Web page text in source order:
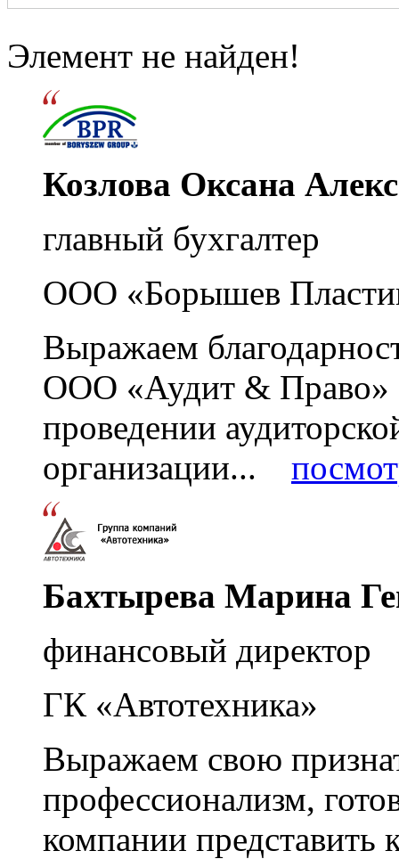
Элемент не найден!
Козлова Оксана
главный бухгалтер
ООО «Борышев
Выражаем
ООО «Аудит & Право»
проведении
организации...
Бахтырева Марина
финансовый директор
ГК «Автотехника»
Выражаем свою
профессионализм,
компании